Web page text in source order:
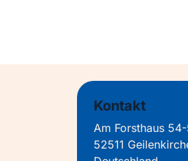
Kontakt
Am Forsthaus
52511